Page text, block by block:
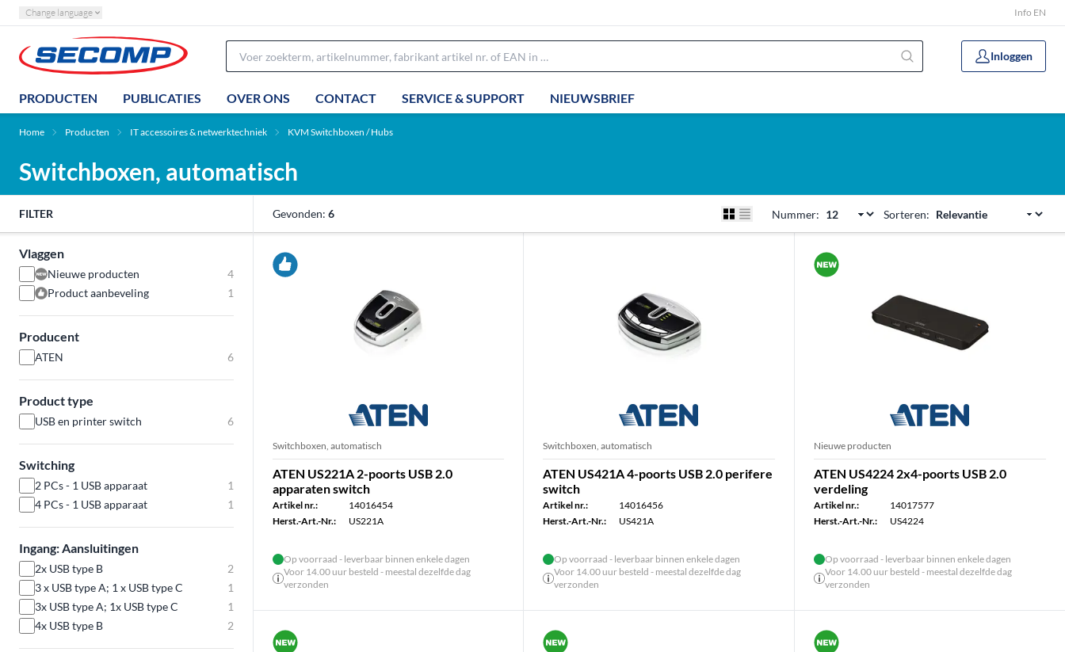
Change language Info EN
Inloggen
PRODUCTEN PUBLICATIES OVER ONS CONTACT SERVICE & SUPPORT NIEUWSBRIEF
Home Producten IT accessoires & netwerktechniek KVM Switchboxen / Hubs
Switchboxen, automatisch
FILTER
Vlaggen
Nieuwe producten
4
Product aanbeveling
1
Producent
ATEN 6
Product type
USB en printer switch 6
Switching
2 PCs - 1 USB apparaat
1
4 PCs - 1 USB apparaat
1
Ingang: Aansluitingen
2x USB type B
2
3 x USB type A; 1 x USB type C
1
3x USB type A; 1x USB type C
1
4x USB type B
2
Gevonden: 6 Nummer: Sorteren:
Switchboxen, automatisch
ATEN US221A 2-poorts USB 2.0
apparaten switch
Artikel nr.:
14016454
Herst.-Art.-Nr.:
US221A
Op voorraad - leverbaar binnen enkele dagen
Voor 14.00 uur besteld - meestal dezelfde dag
verzonden
Switchboxen, automatisch
ATEN US421A 4-poorts USB 2.0 perifere
switch
Artikel nr.:
14016456
Herst.-Art.-Nr.:
US421A
Op voorraad - leverbaar binnen enkele dagen
Voor 14.00 uur besteld - meestal dezelfde dag
verzonden
Nieuwe producten
ATEN US4224 2x4-poorts USB 2.0
verdeling
Artikel nr.:
14017577
Herst.-Art.-Nr.:
US4224
Op voorraad - leverbaar binnen enkele dagen
Voor 14.00 uur besteld - meestal dezelfde dag
verzonden